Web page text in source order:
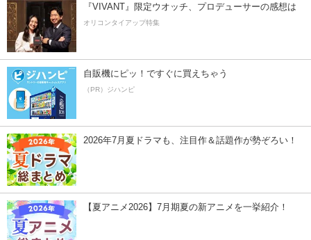
『VIVANT』限定ウオッチ、プロデューサーの感想は
オリコンタイアップ特集
自販機にピッ！ですぐに買えちゃう
（PR）ジハンピ
2026年7月夏ドラマも、注目作＆話題作が勢ぞろい！
【夏アニメ2026】7月期夏の新アニメを一挙紹介！